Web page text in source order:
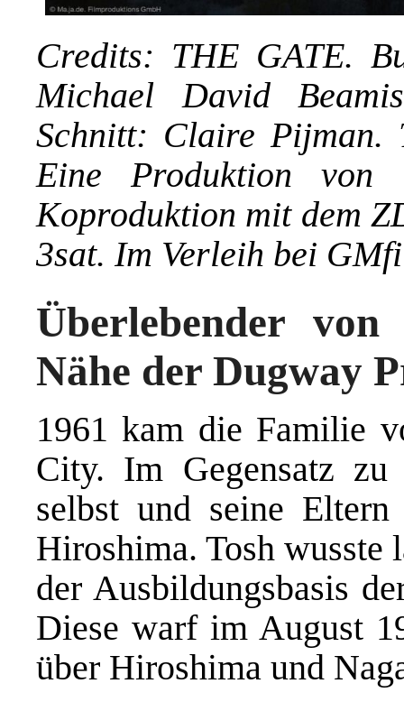
Credits: THE GATE.
Michael David
Schnitt: Claire Pijman.
Eine Produktion von
Koproduktion mit dem
3sat. Im Verleih bei
Überlebender
Nähe der Dugway
1961 kam die Familie
City. Im Gegensatz zu
selbst und seine
Hiroshima. Tosh wusste
der Ausbildungsbasis
Diese warf im August
über Hiroshima und